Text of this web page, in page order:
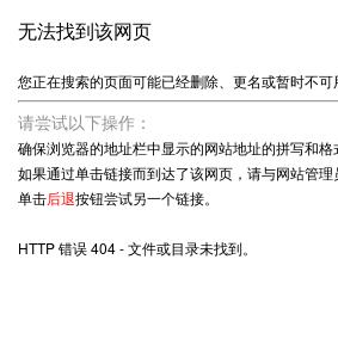
无法找到该网页
您正在搜索的页面可能已经删除、更名或暂时不可
请尝试以下操作：
确保浏览器的地址栏中显示的网站地址的拼写和格
如果通过单击链接而到达了该网页，请与网站管
单击后退按钮尝试另一个链接。
HTTP 错误 404 - 文件或目录未找到。